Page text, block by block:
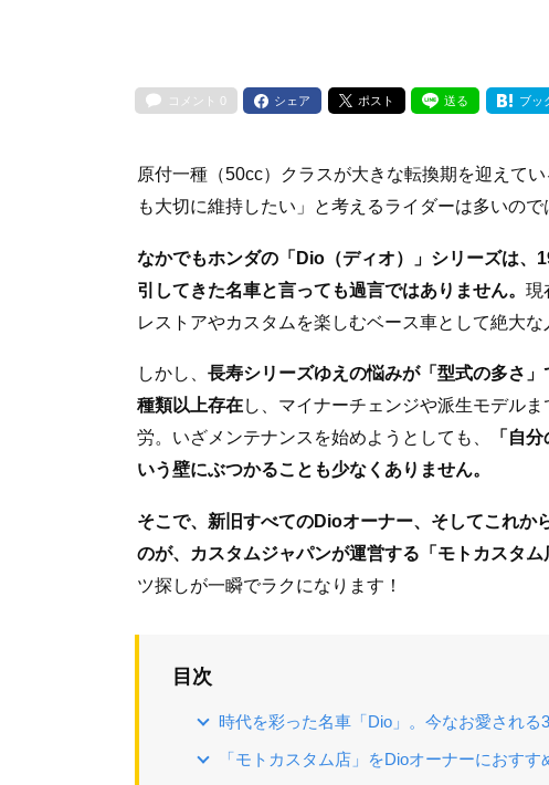
コメント 0 シェア ポスト 送る ブッ
原付一種（50cc）クラスが大きな転換期を迎えて
も大切に維持したい」と考えるライダーは多いので
なかでもホンダの「Dio（ディオ）」シリーズは、
引してきた名車と言っても過言ではありません。 現
レストアやカスタムを楽しむベース車として絶大な
しかし、 長寿シリーズゆえの悩みが「型式の多さ
種類以上存在し、マイナーチェンジや派生モデル
労。いざメンテナンスを始めようとしても、
「自
いう壁にぶつかることも少なくありません。
そこで、新旧すべてのDioオーナー、そしてこれ
のが、カスタムジャパンが運営する「モトカスタム
ツ探しが一瞬でラクになります！
目次
時代を彩った名車「Dio」。今なお愛される
「モトカスタム店」をDioオーナーにおすす